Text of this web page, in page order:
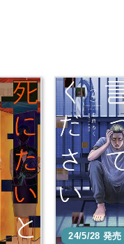
24/5/28 発売